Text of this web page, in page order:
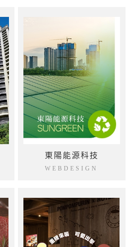
東陽能源科技
WEBDESIGN